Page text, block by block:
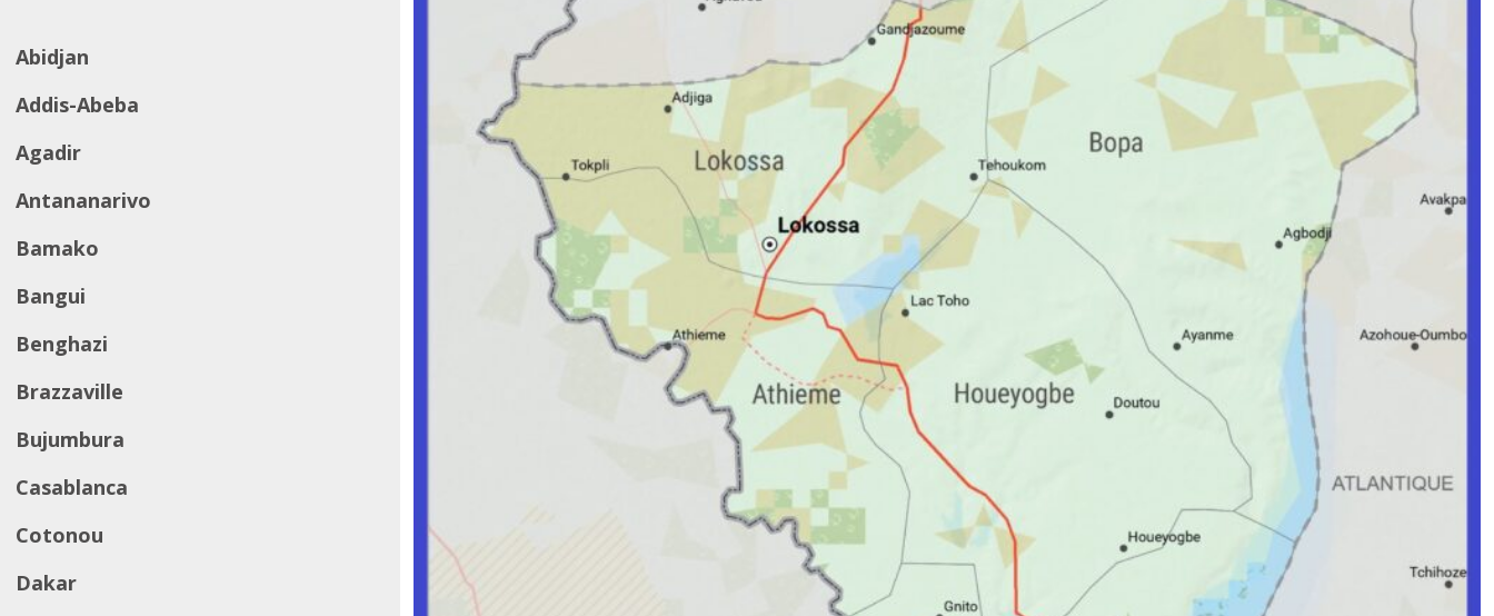
Abidjan
Addis-Abeba
Agadir
Antananarivo
Bamako
Bangui
Benghazi
Brazzaville
Bujumbura
Casablanca
Cotonou
Dakar